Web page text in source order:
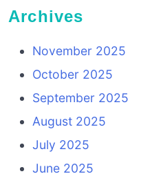
Archives
November 2025
October 2025
September 2025
August 2025
July 2025
June 2025